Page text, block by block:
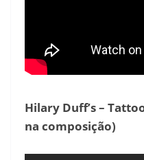
Hilary Duff’s –
na composição)